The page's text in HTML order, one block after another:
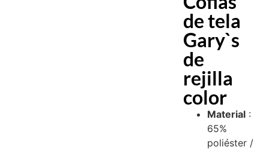
de tela
Gary`s
de
rejilla
color
Material :
65%
poliéster /